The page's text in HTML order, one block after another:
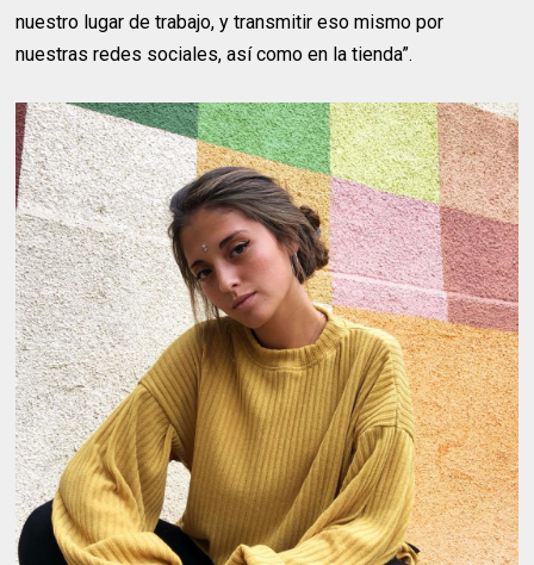
nuestro lugar de trabajo, y transmitir eso mismo por
nuestras redes sociales, así como en la tienda”.